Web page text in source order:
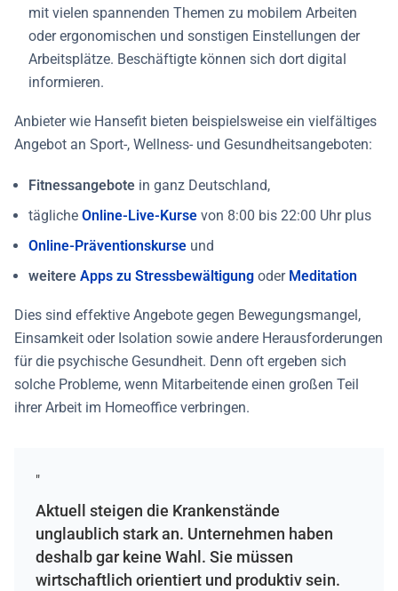
mit vielen spannenden Themen zu mobilem Arbeiten
oder ergonomischen und sonstigen Einstellungen der
Arbeitsplätze. Beschäftigte können sich dort digital
informieren.
Anbieter wie Hansefit bieten beispielsweise ein vielfältiges
Angebot an Sport-, Wellness- und Gesundheitsangeboten:
Fitnessangebote in ganz Deutschland,
tägliche Online-Live-Kurse von 8:00 bis 22:00 Uhr plus
Online- Präventionskurse und
weitere Apps zu Stressbewältigung oder Meditation
Dies sind effektive Angebote gegen Bewegungsmangel,
Einsamkeit oder Isolation sowie andere Herausforderungen
für die psychische Gesundheit. Denn oft ergeben sich
solche Probleme, wenn Mitarbeitende einen großen Teil
ihrer Arbeit im Homeoffice verbringen.
"
Aktuell steigen die Krankenstände
unglaublich stark an. Unternehmen haben
deshalb gar keine Wahl. Sie müssen
wirtschaftlich orientiert und produktiv sein.